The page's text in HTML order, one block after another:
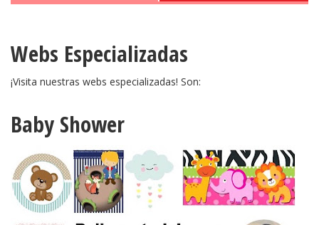
Webs Especializadas
¡Visita nuestras webs especializadas! Son:
Baby Shower